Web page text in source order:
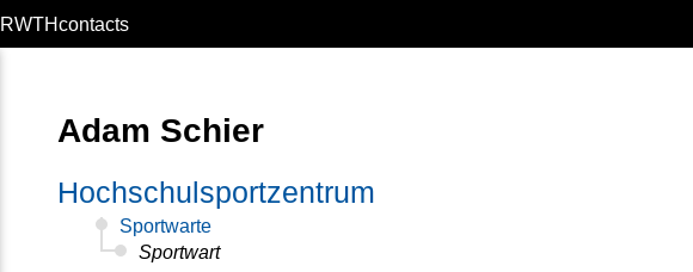
RWTHcontacts
Adam Schier
Hochschulsportzentrum
Sportwarte
Sportwart